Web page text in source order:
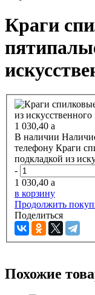
Краги
1 030,40 a
В наличии
телефону Краги
подкладкой из
-
1 030,40 a
в корзину
Продолжить
Поделиться
Похожие